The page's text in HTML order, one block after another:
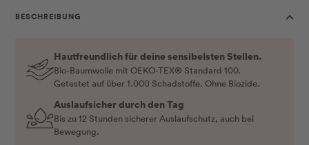
BESCHREIBUNG
Hautfreundlich für deine sensibelsten Stellen.
Bio-Baumwolle mit OEKO-TEX® Standard 100.
Getestet auf über 1.000 Schadstoffe. Ohne Biozide.
Auslaufsicher durch den Tag
Bis zu 12 Stunden sicherer Auslaufschutz, auch bei
Bewegung.